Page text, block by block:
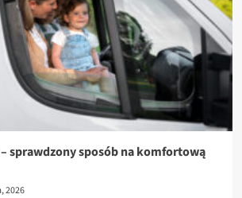
sprawdzony sposób na komfortową
2026